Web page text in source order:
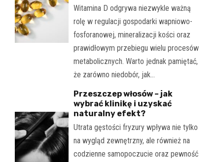
Witamina D odgrywa niezwykle ważną
rolę w regulacji gospodarki wapniowo-
fosforanowej, mineralizacji kości oraz
prawidłowym przebiegu wielu procesów
metabolicznych. Warto jednak pamiętać,
że zarówno niedobór, jak…
Przeszczep włosów – jak
wybrać klinikę i uzyskać
naturalny efekt?
Utrata gęstości fryzury wpływa nie tylko
na wygląd zewnętrzny, ale również na
codzienne samopoczucie oraz pewność